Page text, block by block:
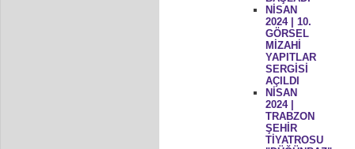
NİSAN
2024 | 10.
GÖRSEL
MİZAHİ
YAPITLAR
SERGİSİ
AÇILDI
NİSAN
2024 |
TRABZON
ŞEHİR
TİYATROSU